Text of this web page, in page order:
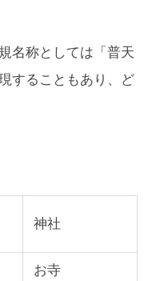
名称としては「普天
することもあり、ど
神社
お寺